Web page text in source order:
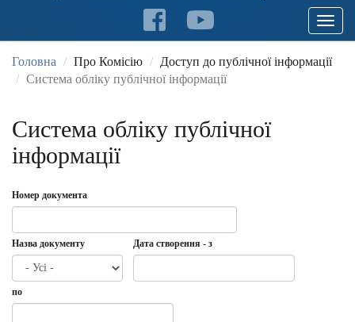
Toggle
Головна Про Комісію
Доступ до публічної інформації
Система обліку публічної інформації
Система обліку публічної
інформації
Номер документа
Назва документу Дата створення - з
створення
по